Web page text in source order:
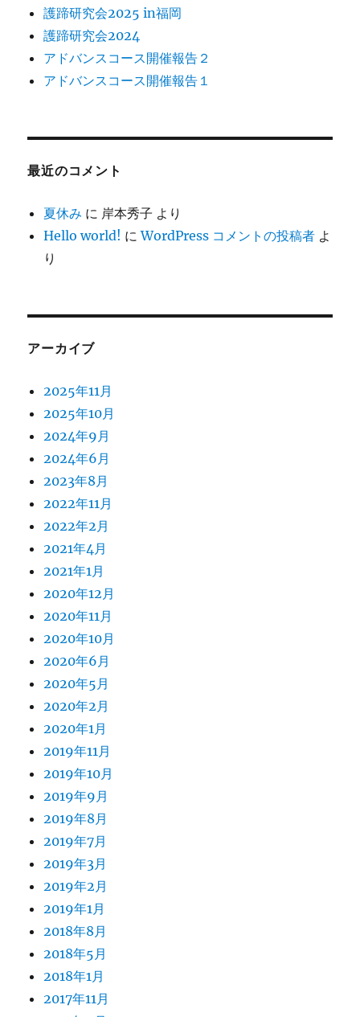
護蹄研究会2025 in福岡
護蹄研究会2024
アドバンスコース開催報告２
アドバンスコース開催報告１
最近のコメント
夏休み に 岸本秀子 より
Hello world! にWordPress コメントの投稿者 よ
り
アーカイブ
2025年11月
2025年10月
2024年9月
2024年6月
2023年8月
2022年11月
2022年2月
2021年4月
2021年1月
2020年12月
2020年11月
2020年10月
2020年6月
2020年5月
2020年2月
2020年1月
2019年11月
2019年10月
2019年9月
2019年8月
2019年7月
2019年3月
2019年2月
2019年1月
2018年8月
2018年5月
2018年1月
2017年11月